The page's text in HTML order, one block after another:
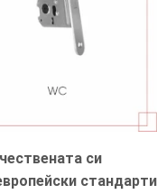
си
стандарти